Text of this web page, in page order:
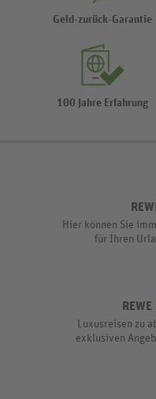
Geld-zurück-Garantie
100 Jahre Erfahrung
Hier können Sie
für Ihren
Luxusreisen zu
exklusiven